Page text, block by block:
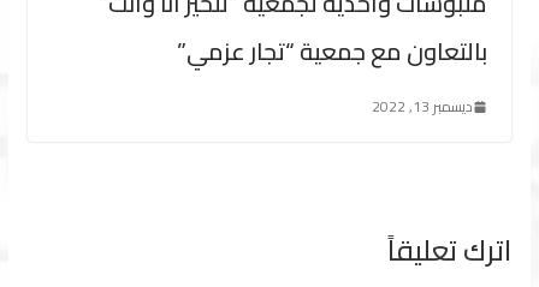
بالتعاون مع جمعية “تجار عزمي”
ديسمبر 13, 2022
اترك تعليقاً